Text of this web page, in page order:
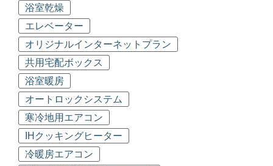
浴室乾燥
エレベーター
オリジナルインターネットプラン
共用宅配ボックス
浴室暖房
オートロックシステム
寒冷地用エアコン
IHクッキングヒーター
冷暖房エアコン